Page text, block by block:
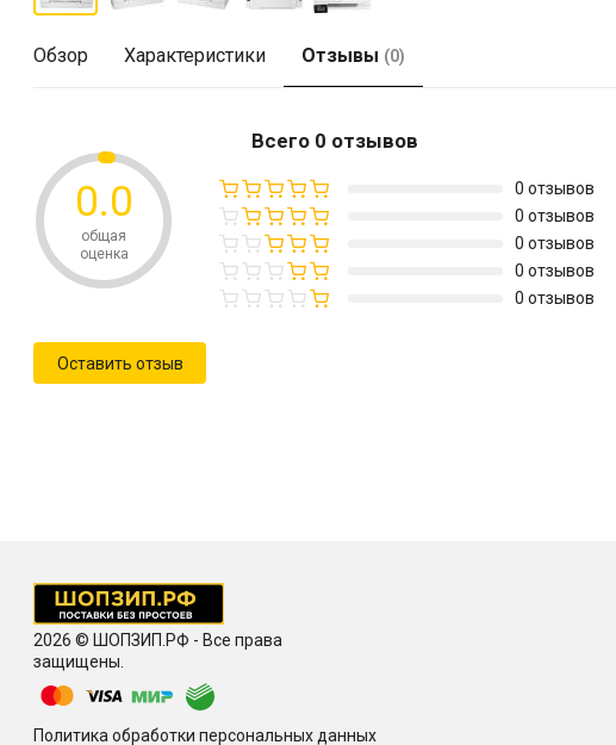
Обзор Характеристики Отзывы (0)
0.0
общая
оценка
Всего 0 отзывов
0 отзывов
0 отзывов
0 отзывов
0 отзывов
0 отзывов
Оставить отзыв
2026 © ШОПЗИП.РФ - Все права
защищены.
Политика обработки персональных данных